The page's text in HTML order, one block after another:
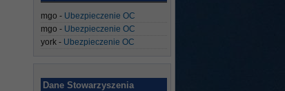
mgo - Ubezpieczenie OC
mgo - Ubezpieczenie OC
york - Ubezpieczenie OC
Dane Stowarzyszenia